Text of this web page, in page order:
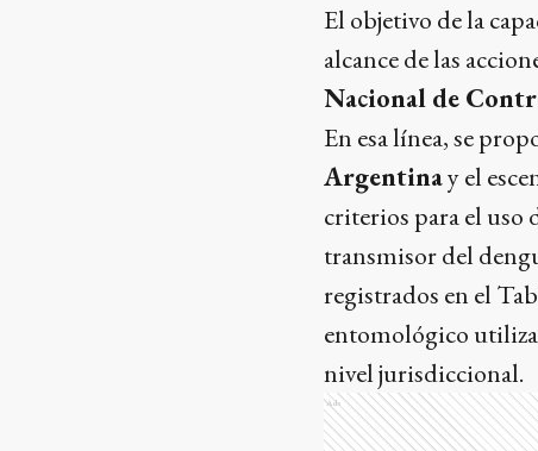
El objetivo de la
alcance de las
Nacional de
En esa línea, se
Argentinay el
criterios para el uso
transmisor del
registrados en el
entomológico
nivel jurisdiccional.
Ads